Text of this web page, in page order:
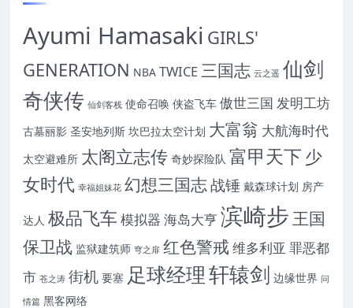
Ayumi Hamasaki GIRLS'
GENERATION NBA TWICE三国志 云之遥 仙剑
奇侠传 仙剑客栈 使命召唤 侠盗飞车 傲世三国 发明工坊
古墓丽影 圣安地列斯 坎巴拉太空计划 大富翁 大航海时代
太空避难所 太阁立志传 奇妙探险队 富甲天下 少
女时代 幸福姐妹花 幻想三国志战锤 戴森球计划 房产
达人 极品飞车 模拟器 海岛大亨滨崎步王国
保卫战 监狱建筑师 穹之扉 红色警戒 维多利亚 罪恶都
市 苍之涛 街机 要塞 足球经理轩辕剑 边缘世界 问
情篇 黑客网络